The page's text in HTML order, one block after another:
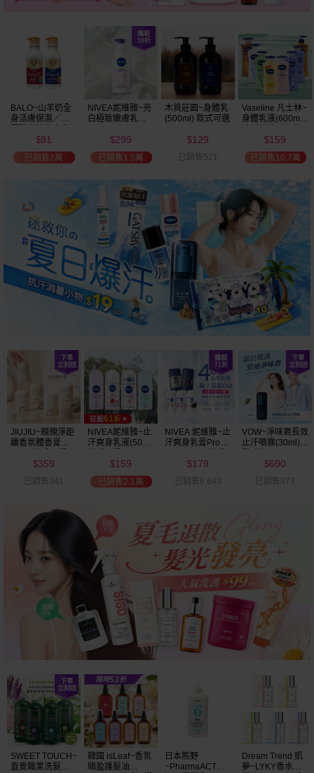
BALO~山羊奶全
身活膚保濕／玻
液(550ml) 款式可
選
$91
已銷售2萬
NIVEA妮維雅~亮
白極致嫩膚乳液
$299
已銷售1.5萬
木質莊園~身體乳
(500ml) 款式可選
$129
已銷售521
Vaseline 凡士林~
身體乳液(600ml)
保濕鎖水／全方
位保濕鎖水／可
可油／薰衣草／
+E 款式可選
$159
已銷售10.7萬
JIUJIU~親親淨距
離香氛體香膏
$359
已銷售341
NIVEA妮維雅~止
汗爽身乳液(50ml)
$159
已銷售2.1萬
NIVEA 妮維雅~止
汗爽身乳膏Pro升
$179
已銷售6,643
VOW~淨味君長效
止汗噴霧(30ml)
$690
已銷售373
SWEET TOUCH~
直覺職業洗髮精
韓國 isLeaf~香氛
順盈護髮油
日本熊野
~PharmaACT無
Dream Trend 凱
夢~LYKY香水護